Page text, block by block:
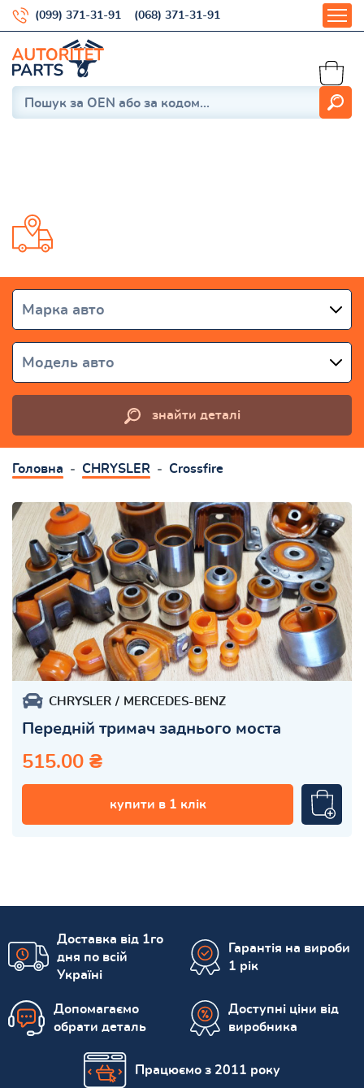
(099) 371-31-91 (068) 371-31-91
Марка авто
Модель авто
знайти деталі
Головна CHRYSLER Crossfire
CHRYSLER MERCEDES-BENZ
Передній тримач заднього моста
515.00 ₴
купити в 1 клік
Доставка від 1го
дня по всій
Україні
Гарантія на вироби
1 рік
Допомагаємо
обрати деталь
Доступні ціни від
виробника
Працюємо з 2011 року